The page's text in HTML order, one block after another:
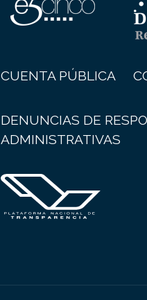
CUENTA PÚBLICA
DENUNCIAS DE
ADMINISTRATIVAS